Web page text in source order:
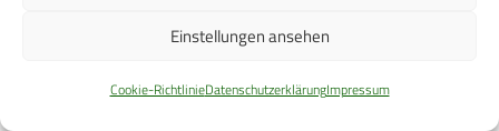
Einstellungen ansehen
Cookie-RichtlinieDatenschutzerklärungImpressum
wichtige Rolle spielt und nach wie vor die Mechanismen der
sind, könnte auch hier der Einsatz isotopenmarkierter